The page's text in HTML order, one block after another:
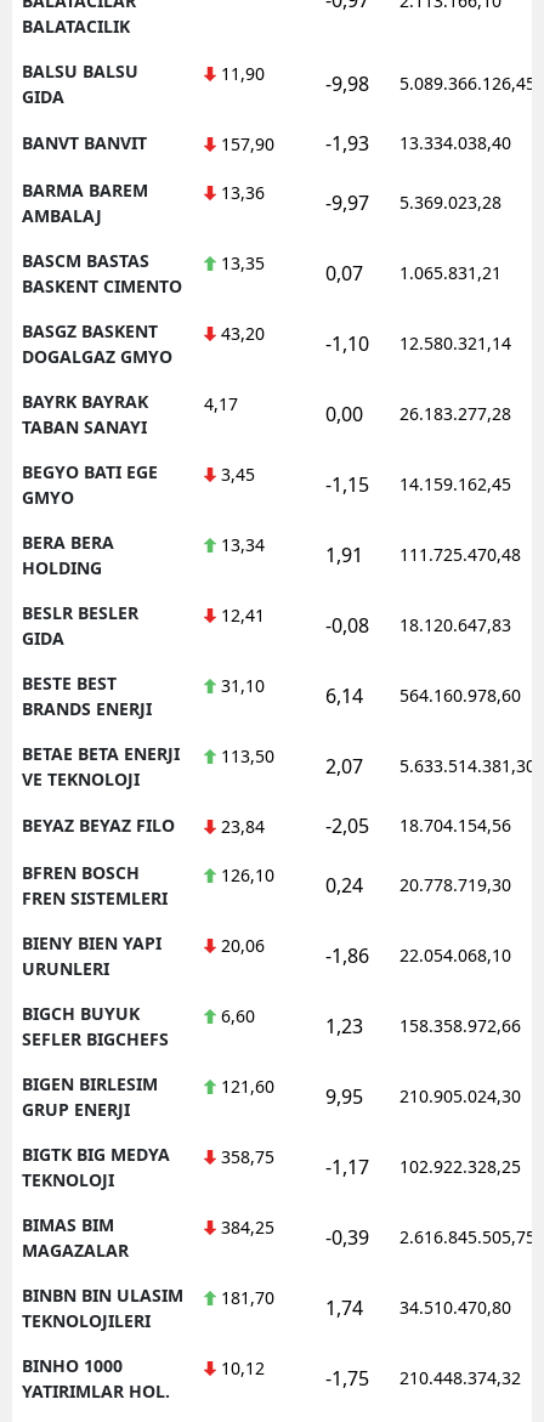
BALATACILIK
BALSU BALSU
GIDA
11,90 -9,98 5.089.366.126,45
BANVT BANVIT 157,90 -1,93 13.334.038,40
BARMA BAREM
AMBALAJ
13,36 -9,97 5.369.023,28
BASCM BASTAS
BASKENT CIMENTO
13,35 0,07 1.065.831,21
BASGZ BASKENT
DOGALGAZ GMYO
43,20 -1,10 12.580.321,14
BAYRK BAYRAK
TABAN SANAYI
4,17 0,00 26.183.277,28
BEGYO BATI EGE
GMYO
3,45 -1,15 14.159.162,45
BERA BERA
HOLDING
13,34 1,91 111.725.470,48
BESLR BESLER
GIDA
12,41 -0,08 18.120.647,83
BESTE BEST
BRANDS ENERJI
31,10 6,14 564.160.978,60
BETAE BETA ENERJI
VE TEKNOLOJI
113,50 2,07 5.633.514.381,30
BEYAZ BEYAZ FILO 23,84 -2,05 18.704.154,56
BFREN BOSCH
FREN SISTEMLERI
126,10 0,24 20.778.719,30
BIENY BIEN YAPI
URUNLERI
20,06 -1,86 22.054.068,10
BIGCH BUYUK
SEFLER BIGCHEFS
6,60 1,23 158.358.972,66
BIGEN BIRLESIM
GRUP ENERJI
121,60 9,95 210.905.024,30
BIGTK BIG MEDYA
TEKNOLOJI
358,75 -1,17 102.922.328,25
BIMAS BIM
MAGAZALAR
384,25 -0,39 2.616.845.505,75
BINBN BIN ULASIM
TEKNOLOJILERI
181,70 1,74 34.510.470,80
BINHO 1000
YATIRIMLAR HOL.
10,12 -1,75 210.448.374,32